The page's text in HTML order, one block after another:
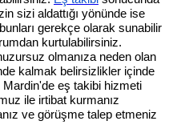
sizi aldattığı yönünde ise
gerekçe olarak sunabilir
kurtulabilirsiniz.
olmanıza neden olan
kalmak belirsizlikler içinde
eş takibi hizmeti
ile irtibat kurmanız
ve görüşme talep etmeniz